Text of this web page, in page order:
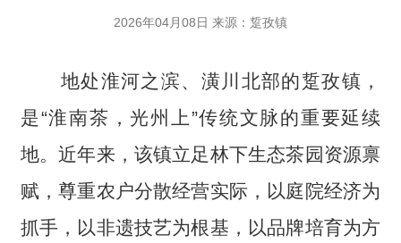
2026年04月08日 来源：踅孜镇
地处淮河之滨、潢川北部的踅孜镇，
是“淮南茶，光州上”传统文脉的重要延续
地。近年来，该镇立足林下生态茶园资源禀
赋，尊重农户分散经营实际，以庭院经济为
抓手，以非遗技艺为根基，以品牌培育为方